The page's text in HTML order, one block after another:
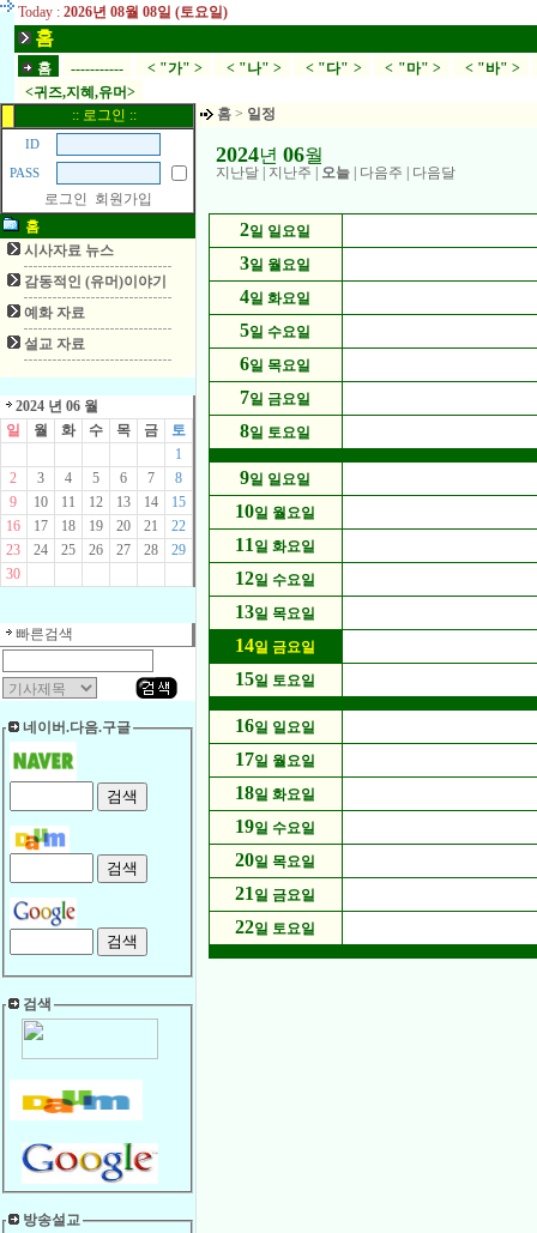
Today : 2026년 08월 08일 (토요일)
홈
홈 ----------- < "가" > < "나" > < "다" > < "마" > < "바" >
<귀즈,지혜,유머>
:: 로그인 ::
ID
PASS
로그인
회원가입
홈
시사자료 뉴스
감동적인 (유머)이야기
예화 자료
설교 자료
2024 년 06 월
일
월 화 수 목 금
토
1
2
3 4 5 6 7
8
9
10 11 12 13 14
15
16
17 18 19 20 21
22
23
24 25 26 27 28
29
30
빠른검색
네이버.다음.구글
검색
방송설교
홈 > 일정
2024년 06월
지난달 지난주 오늘 다음주 다음달
2일 일요일
3일 월요일
4일 화요일
5일 수요일
6일 목요일
7일 금요일
8일 토요일
9일 일요일
10일 월요일
11 일 화요일
12일 수요일
13일 목요일
14일 금요일
15일 토요일
16일 일요일
17일 월요일
18일 화요일
19일 수요일
20일 목요일
21 일 금요일
22일 토요일